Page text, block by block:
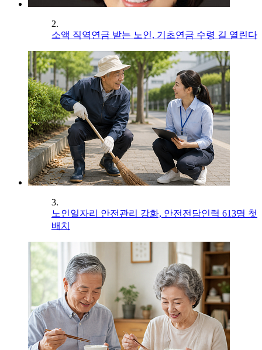
2.
소액 직역연금 받는 노인, 기초연금 수령 길 열린다
3.
노인일자리 안전관리 강화, 안전전담인력 613명 첫
배치